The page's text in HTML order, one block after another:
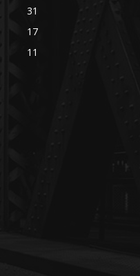
31
17
11